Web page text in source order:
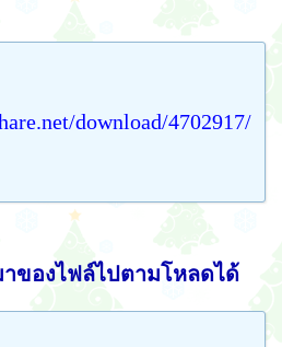
download/4702917/
าของไฟล์ไปตามโหลดได้